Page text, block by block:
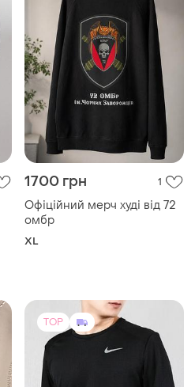
1700 грн 1
Офіційний мерч худі від 72
омбр
XL
TOP